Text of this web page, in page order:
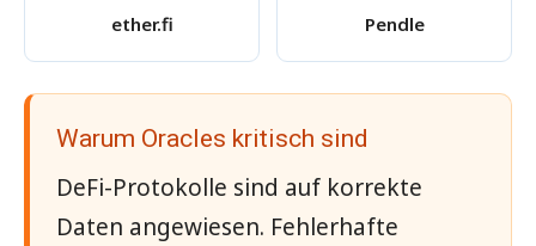
ether.fi Pendle
Warum Oracles kritisch sind
DeFi-Protokolle sind auf korrekte
Daten angewiesen. Fehlerhafte